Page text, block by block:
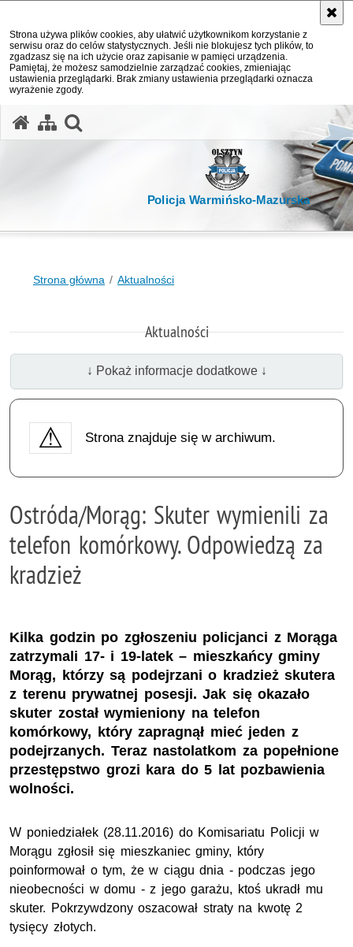
Strona używa plików cookies, aby ułatwić użytkownikom korzystanie z
serwisu oraz do celów statystycznych. Jeśli nie blokujesz tych plików, to
zgadzasz się na ich użycie oraz zapisanie w pamięci urządzenia.
Pamiętaj, że możesz samodzielnie zarządzać cookies, zmieniając
ustawienia przeglądarki. Brak zmiany ustawienia przeglądarki oznacza
wyrażenie zgody.
Policja Warmińsko-Mazurska
Strona główna Aktualności
Aktualności
↓ Pokaż informacje dodatkowe ↓
Strona znajduje się w archiwum.
Ostróda/Morąg: Skuter wymienili za
telefon komórkowy. Odpowiedzą za
kradzież
Kilka godzin po zgłoszeniu policjanci z Morąga
zatrzymali 17- i 19-latek – mieszkańcy gminy
Morąg, którzy są podejrzani o kradzież skutera
z terenu prywatnej posesji. Jak się okazało
skuter został wymieniony na telefon
komórkowy, który zapragnął mieć jeden z
podejrzanych. Teraz nastolatkom za popełnione
przestępstwo grozi kara do 5 lat pozbawienia
wolności.
W poniedziałek (28.11.2016) do Komisariatu Policji w
Morągu zgłosił się mieszkaniec gminy, który
poinformował o tym, że w ciągu dnia - podczas jego
nieobecności w domu - z jego garażu, ktoś ukradł mu
skuter. Pokrzywdzony oszacował straty na kwotę 2
tysięcy złotych.